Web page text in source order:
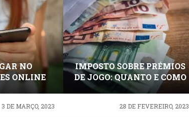
NO
ONLINE
3 DE MARÇO, 2023
IMPOSTO SOBRE PRÉMIOS
DE JOGO: QUANTO E COMO
PAGAR?
28 DE FEVEREIRO, 2023